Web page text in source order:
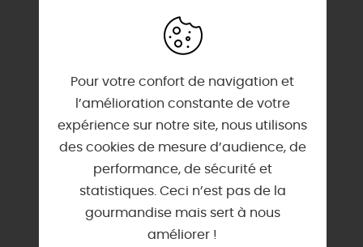
NOTE ET AVIS FAIRGUEST
Pour votre confort de navigation et
l’amélioration constante de votre
expérience sur notre site, nous utilisons
des cookies de mesure d’audience, de
performance, de sécurité et
statistiques. Ceci n’est pas de la
gourmandise mais sert à nous
améliorer !